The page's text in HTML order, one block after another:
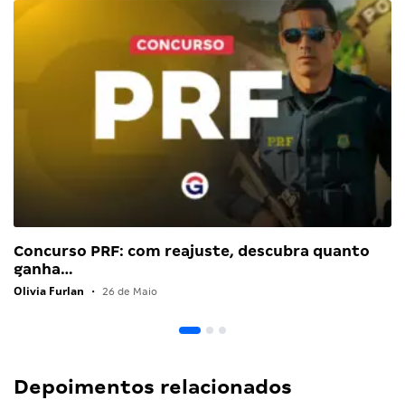
Concurso PRF: com reajuste, descubra quanto
ganha…
Olivia Furlan • 26 de Maio
Depoimentos relacionados